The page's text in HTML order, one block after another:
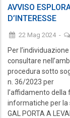
AVVISO
D’INTERESSE
22 Mag 2024 -
Per
consultare
procedura sotto
n. 36/2023 per
l’affidamento
informatiche per la
GAL PORTA A